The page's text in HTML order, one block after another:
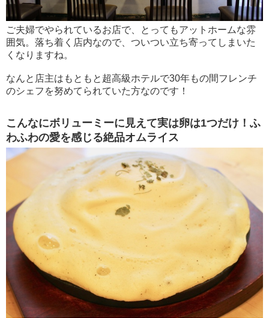
ご夫婦でやられているお店で、とってもアットホームな雰
囲気。落ち着く店内なので、ついつい立ち寄ってしまいた
くなりますね。
なんと店主はもともと超高級ホテルで30年もの間フレンチ
のシェフを努めてられていた方なのです！
こんなにボリューミーに見えて実は卵は1つだけ！ふ
わふわの愛を感じる絶品オムライス